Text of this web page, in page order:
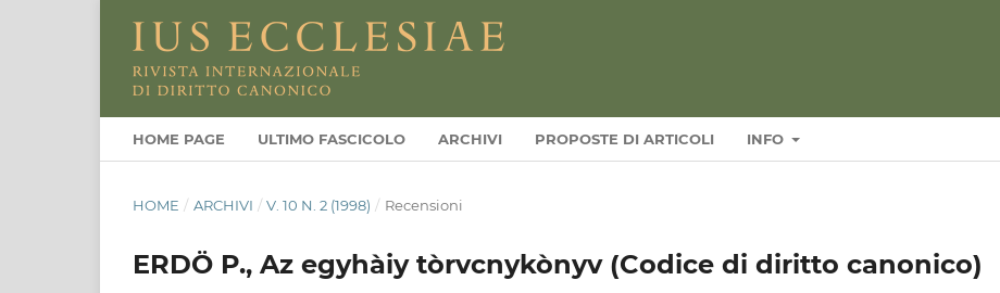
HOME PAGE ULTIMO FASCICOLO ARCHIVI PROPOSTE DI ARTICOLI INFO
HOME / ARCHIVI / V. 10 N. 2 (1998) / Recensioni
ERDÖ P., Az egyhàiy tòrvcnykònyv (Codice di diritto canonico)